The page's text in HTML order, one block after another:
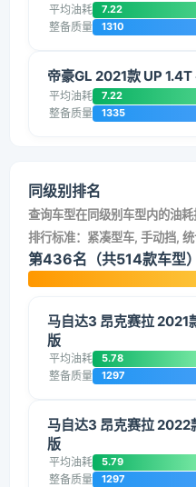
平均油耗 7.22
整备质量 1310
帝豪GL 2021款 UP
平均油耗 7.22
整备质量 1335
同级别排名
查询车型在同级别车型内的油
排行标准：紧凑型车, 手动挡, 统
第436名（共514款车型）
马自达3 昂克赛拉 2021
版
平均油耗 5.78
整备质量 1297
马自达3 昂克赛拉 2022
版
平均油耗 5.79
整备质量 1297